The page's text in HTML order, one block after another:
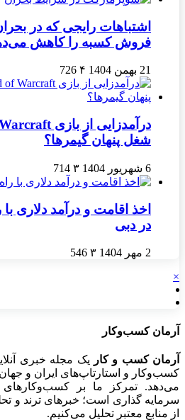
اشتباهات رایجی که در
فروش کسبه را کاهش
21 بهمن 1404 ۴ 726
شغل پنهان گیمرها؟
6 شهریور 1404 ۳ 714
اخذ اقامت و درآمد دلاری
در دبی
2 مهر 1404 ۳ 546
×
آرمان کسب‌وکار
آرمان کسب و کار
یک مجله خبری
کسب‌وکار و استارتاپ‌های ایران و
می‌دهد. تمرکز ما بر کسب‌وکارهای
سرمایه گذاری است؛ خبرهای ترند و
از منابع معتبر تحلیل می‌کنیم.